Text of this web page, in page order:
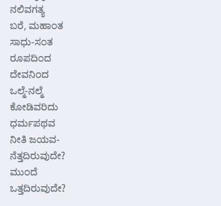
ನಲಿವಗತ್ಯ
ಬರೆ, ಮಹಾಂತ
ಸಾಧು-ಸಂತ
ರೂಪದಿಂದ
ದೇವನಿಂದ
ಒಲ್ಮೆ-ನಲ್ಮೆ
ಕೋಡಿವರಿದು
ಧರ್ಮಪಥವ
ನೀತಿ ಜಯವ-
ನೆತ್ತದಿರುವುದೇ?
ಮುಂದೆ
ಒತ್ತದಿರುವುದೇ?